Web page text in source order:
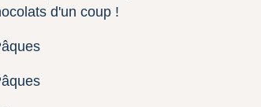
d'un coup !